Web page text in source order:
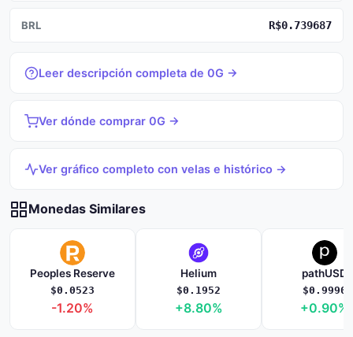
BRL R$0.739687
Leer descripción completa de 0G →
Ver dónde comprar 0G →
Ver gráfico completo con velas e histórico →
Monedas Similares
Peoples Reserve
$0.0523
-1.20%
Helium
$0.1952
+8.80%
pathUSD
$0.9990
+0.90%